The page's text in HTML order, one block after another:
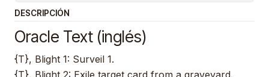
DESCRIPCIÓN
Oracle Text (inglés)
{T}, Blight 1: Surveil 1.